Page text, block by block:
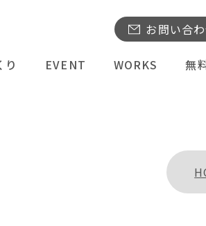
り EVENT WORKS 無
お問い合